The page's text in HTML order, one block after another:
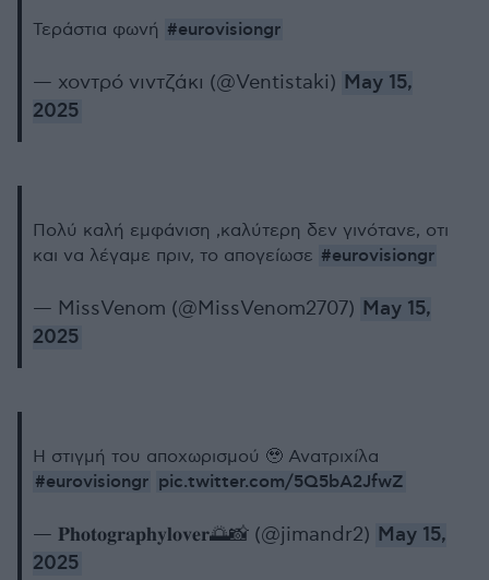
Τεράστια φωνή #eurovisiongr
— χοντρό νιντζάκι (@Ventistaki) May 15,
2025
Πολύ καλή εμφάνιση ,καλύτερη δεν γινότανε, οτι
και να λέγαμε πριν, το απογείωσε #eurovisiongr
— MissVenom (@MissVenom2707) May 15,
2025
Η στιγμή του αποχωρισμού 🥹 Ανατριχίλα
#eurovisiongr pic.twitter.com/5Q5bA2JfwZ
— 𝐏𝐡𝐨𝐭𝐨𝐠𝐫𝐚𝐩𝐡𝐲𝐥𝐨𝐯𝐞𝐫🌅📸 (@jimandr2) May 15,
2025